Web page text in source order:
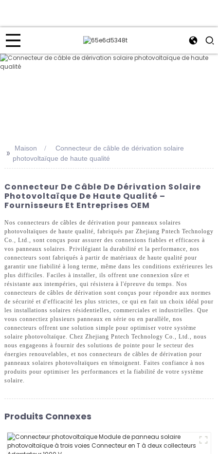
>> Maison
Connecteur de câble de dérivation solaire
photovoltaïque de haute qualité
Connecteur De Câble De Dérivation Solaire
Photovoltaïque De Haute Qualité –
Fournisseurs Et Entreprises OEM
Nos connecteurs de câbles de dérivation pour panneaux solaires
photovoltaïques de haute qualité, fabriqués par Zhejiang Pntech Technology
Co., Ltd., sont conçus pour assurer des connexions fiables et efficaces à
vos panneaux solaires. Privilégiant la durabilité et la performance, nos
connecteurs sont fabriqués à partir de matériaux de haute qualité pour
garantir une fiabilité à long terme, même dans les conditions extérieures les
plus difficiles. Faciles à installer, ils offrent une connexion sûre et
résistante aux intempéries, qui résistera à l'épreuve du temps. Nos
connecteurs de câbles de dérivation sont conçus pour répondre aux normes
de sécurité et d'efficacité les plus strictes, ce qui en fait un choix idéal pour
les installations solaires résidentielles, commerciales et industrielles. Que
vous connectiez plusieurs panneaux en série ou en parallèle, nos
connecteurs offrent une solution simple pour optimiser votre système
solaire photovoltaïque. Chez Zhejiang Pntech Technology Co., Ltd., nous
nous engageons à fournir des solutions de pointe pour le secteur des
énergies renouvelables, et nos connecteurs de câbles de dérivation pour
panneaux solaires photovoltaïques en témoignent. Faites confiance à nos
produits pour optimiser les performances et la fiabilité de votre système
solaire.
Produits Connexes